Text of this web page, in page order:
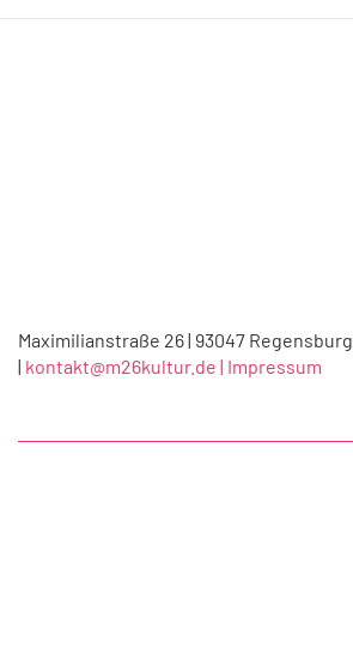
Maximilianstraße 26 | 93047 Regensburg
| kontakt@m26kultur.de | Impressum